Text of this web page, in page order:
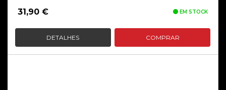
31,90 € EM STOCK
DETALHES COMPRAR